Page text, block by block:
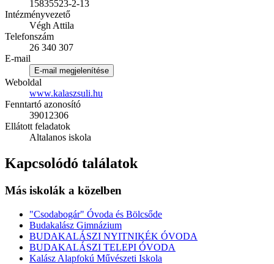
15835523-2-13
Intézményvezető
Végh Attila
Telefonszám
26 340 307
E-mail
E-mail megjelenítése
Weboldal
www.kalaszsuli.hu
Fenntartó azonosító
39012306
Ellátott feladatok
Altalanos iskola
Kapcsolódó találatok
Más iskolák a közelben
"Csodabogár" Óvoda és Bölcsőde
Budakalász Gimnázium
BUDAKALÁSZI NYITNIKÉK ÓVODA
BUDAKALÁSZI TELEPI ÓVODA
Kalász Alapfokú Művészeti Iskola